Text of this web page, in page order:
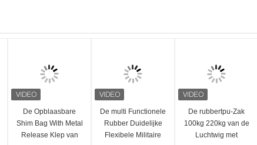
De Opblaasbare
Shim Bag With Metal
Release Klep van
De multi Functionele
Rubber Duidelijke
Flexibele Militaire
De rubbertpu-Zak
100kg 220kg van de
Luchtwig met